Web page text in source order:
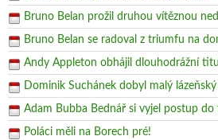
Bruno Belan prožil druhou vítěznou
Bruno Belan se radoval z triumfu na
Andy Appleton obhájil dlouhodrážní
Dominik Suchánek dobyl malý
Adam Bubba Bednář si vyjel postup do
Poláci měli na Borech pré!